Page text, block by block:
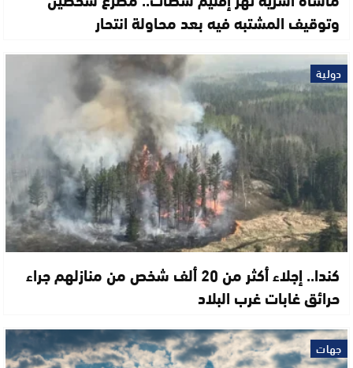
وتوقيف المشتبه فيه بعد محاولة انتحار
دولية
كندا.. إجلاء أكثر من 20 ألف شخص من منازلهم جراء
حرائق غابات غرب البلاد
جهات